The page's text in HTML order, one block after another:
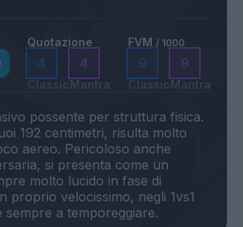
Quotazione
4
Classic
4
Mantra
FVM / 1000
9
Classic
9
Mantra
possente per struttura fisica.
192 centimetri, risulta molto
aereo. Pericoloso anche
si presenta come un
molto lucido in fase di
proprio velocissimo, negli 1vs1